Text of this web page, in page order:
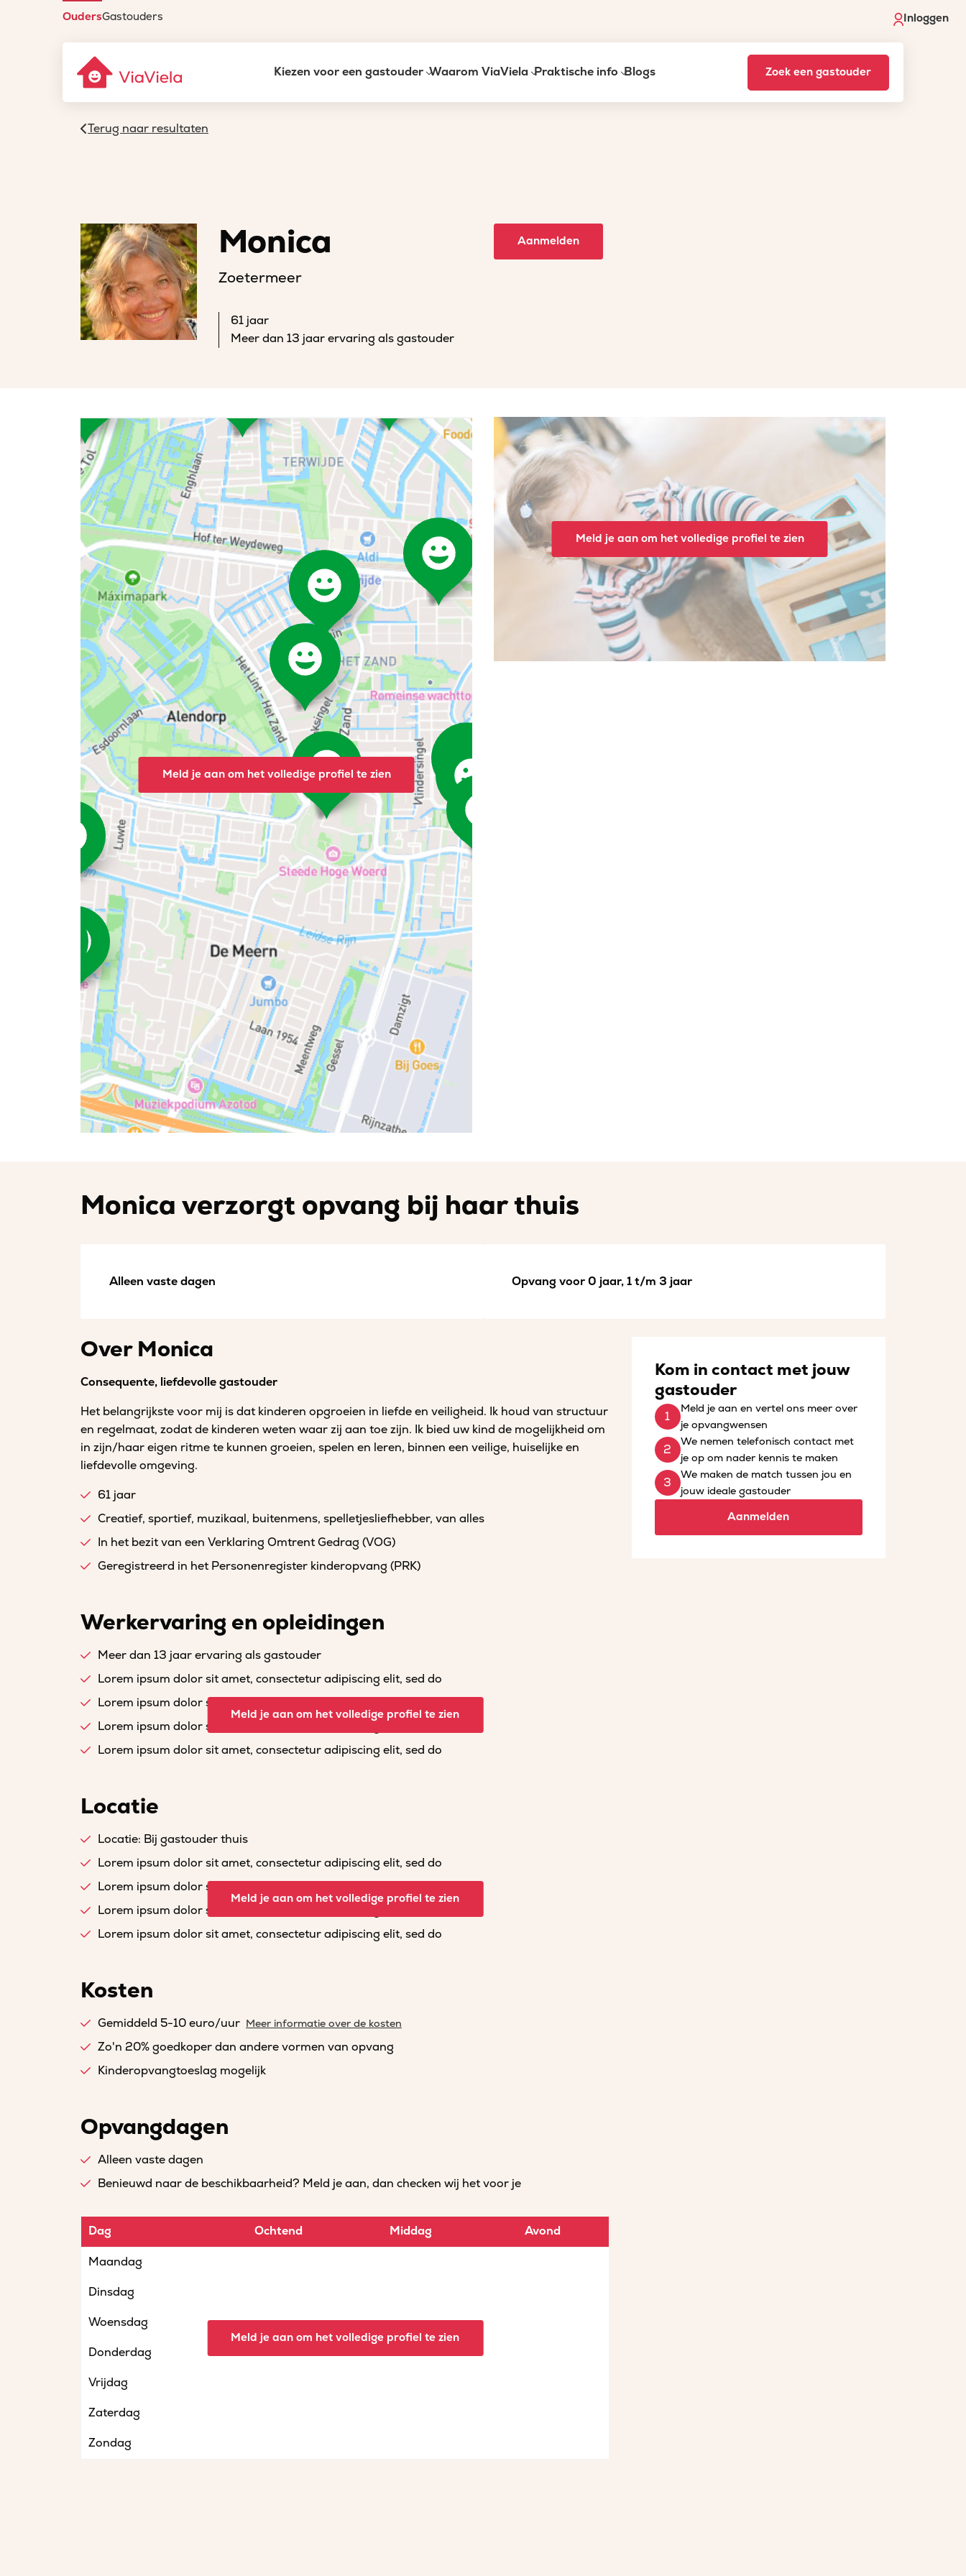
OudersGastouders Inloggen
Kiezen voor een gastouder Waarom ViaViela Praktische info Blogs Zoek een gastouder
Terug naar resultaten
Monica
Zoetermeer
61 jaar
Meer dan 13 jaar ervaring als gastouder
Aanmelden
Meld je aan om het volledige profiel te zien
Meld je aan om het volledige profiel te zien
Monica verzorgt opvang bij haar thuis
Alleen vaste dagen Opvang voor 0 jaar, 1 t/m 3 jaar
Over Monica
Consequente, liefdevolle gastouder
Het belangrijkste voor mij is dat kinderen opgroeien in liefde en veiligheid. Ik houd van structuur
en regelmaat, zodat de kinderen weten waar zij aan toe zijn. Ik bied uw kind de mogelijkheid om
in zijn/haar eigen ritme te kunnen groeien, spelen en leren, binnen een veilige, huiselijke en
liefdevolle omgeving.
61 jaar
Creatief, sportief, muzikaal, buitenmens, spelletjesliefhebber, van alles
In het bezit van een Verklaring Omtrent Gedrag (VOG)
Geregistreerd in het Personenregister kinderopvang (PRK)
Kom in contact met jouw
gastouder
Meld je aan en vertel ons meer over
je opvangwensen
We nemen telefonisch contact met
je op om nader kennis te maken
We maken de match tussen jou en
jouw ideale gastouder
Aanmelden
Werkervaring en opleidingen
Meer dan 13 jaar ervaring als gastouder
Lorem ipsum dolor sit amet, consectetur adipiscing elit, sed do
Lorem ipsum dolor sit amet, consectetur adipiscing elit, sed do
Lorem ipsum dolor sit amet, consectetur adipiscing elit, sed do
Lorem ipsum dolor sit amet, consectetur adipiscing elit, sed do
Meld je aan om het volledige profiel te zien
Locatie
Locatie: Bij gastouder thuis
Lorem ipsum dolor sit amet, consectetur adipiscing elit, sed do
Lorem ipsum dolor sit amet, consectetur adipiscing elit, sed do
Lorem ipsum dolor sit amet, consectetur adipiscing elit, sed do
Lorem ipsum dolor sit amet, consectetur adipiscing elit, sed do
Meld je aan om het volledige profiel te zien
Kosten
Gemiddeld 5-10 euro/uur Meer informatie over de kosten
Zo'n 20% goedkoper dan andere vormen van opvang
Kinderopvangtoeslag mogelijk
Opvangdagen
Alleen vaste dagen
Benieuwd naar de beschikbaarheid? Meld je aan, dan checken wij het voor je
Dag Ochtend Middag Avond
Maandag
Dinsdag
Woensdag
Donderdag
Vrijdag
Zaterdag
Zondag
Meld je aan om het volledige profiel te zien